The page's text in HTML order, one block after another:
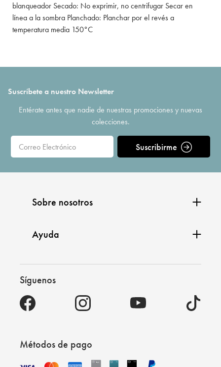
blanqueador Secado: No exprimir, no centrifugar Secar en
línea a la sombra Planchado: Planchar por el revés a
temperatura media 150°C
Suscríbete a nuestro Newsletter
Entérate antes que nadie de nuestras promociones y nuevas
colecciones.
Suscribirme
Sobre nosotros
Ayuda
Síguenos
Métodos de pago